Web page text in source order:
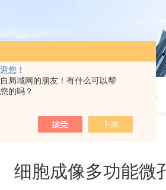
您！
局域网的朋友！有什么可以帮
的吗？
泌体，微量热仪，分子互作仪，活细胞成像
测系统
细胞成像多功能微